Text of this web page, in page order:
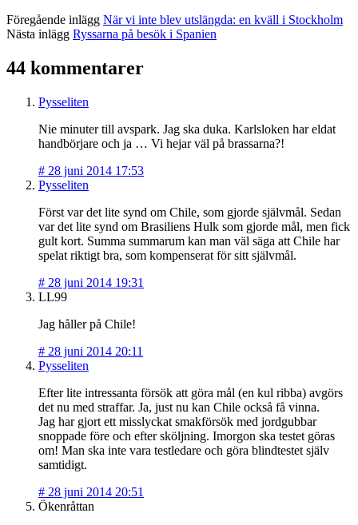
Föregående inlägg När vi inte blev utslängda: en kväll i Stockholm
Nästa inlägg Ryssarna på besök i Spanien
44 kommentarer
Pysseliten
Nie minuter till avspark. Jag ska duka. Karlsloken har eldat
handbörjare och ja … Vi hejar väl på brassarna?!
# 28 juni 2014 17:53
Pysseliten
Först var det lite synd om Chile, som gjorde självmål. Sedan
var det lite synd om Brasiliens Hulk som gjorde mål, men fick
gult kort. Summa summarum kan man väl säga att Chile har
spelat riktigt bra, som kompenserat för sitt självmål.
# 28 juni 2014 19:31
LL99
Jag håller på Chile!
# 28 juni 2014 20:11
Pysseliten
Efter lite intressanta försök att göra mål (en kul ribba) avgörs
det nu med straffar. Ja, just nu kan Chile också få vinna.
Jag har gjort ett misslyckat smakförsök med jordgubbar
snoppade före och efter sköljning. Imorgon ska testet göras
om! Man ska inte vara testledare och göra blindtestet själv
samtidigt.
# 28 juni 2014 20:51
Ökenråttan